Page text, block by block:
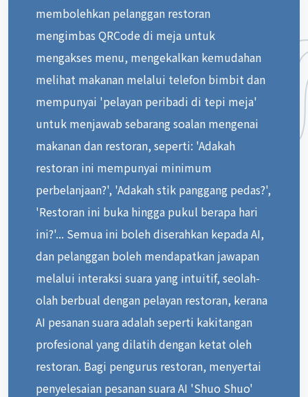
membolehkan pelanggan restoran
mengimbas QRCode di meja untuk
mengakses menu, mengekalkan kemudahan
melihat makanan melalui telefon bimbit dan
mempunyai 'pelayan peribadi di tepi meja'
untuk menjawab sebarang soalan mengenai
makanan dan restoran, seperti: 'Adakah
restoran ini mempunyai minimum
perbelanjaan?', 'Adakah stik panggang pedas?',
'Restoran ini buka hingga pukul berapa hari
ini?'... Semua ini boleh diserahkan kepada AI,
dan pelanggan boleh mendapatkan jawapan
melalui interaksi suara yang intuitif, seolah-
olah berbual dengan pelayan restoran, kerana
AI pesanan suara adalah seperti kakitangan
profesional yang dilatih dengan ketat oleh
restoran. Bagi pengurus restoran, menyertai
penyelesaian pesanan suara AI 'Shuo Shuo'